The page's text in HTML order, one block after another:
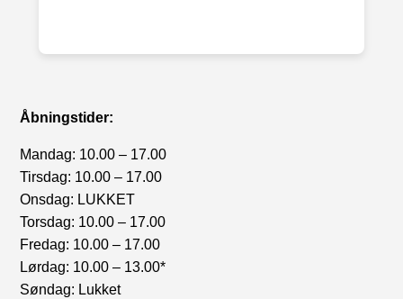
Åbningstider:
Mandag: 10.00 – 17.00
Tirsdag: 10.00 – 17.00
Onsdag: LUKKET
Torsdag: 10.00 – 17.00
Fredag: 10.00 – 17.00
Lørdag: 10.00 – 13.00*
Søndag: Lukket